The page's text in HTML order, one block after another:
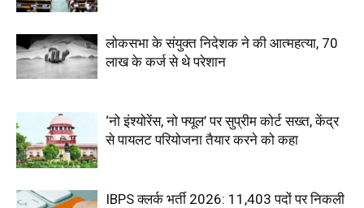
लोकसभा के संयुक्त निदेशक ने की आत्महत्या, 70
लाख के कर्ज से थे परेशान
‘नो इंश्योरेंस, नो फ्यूल’ पर सुप्रीम कोर्ट सख्त, केंद्र
से पायलट परियोजना तैयार करने को कहा
IBPS क्लर्क भर्ती 2026: 11,403 पदों पर निकली